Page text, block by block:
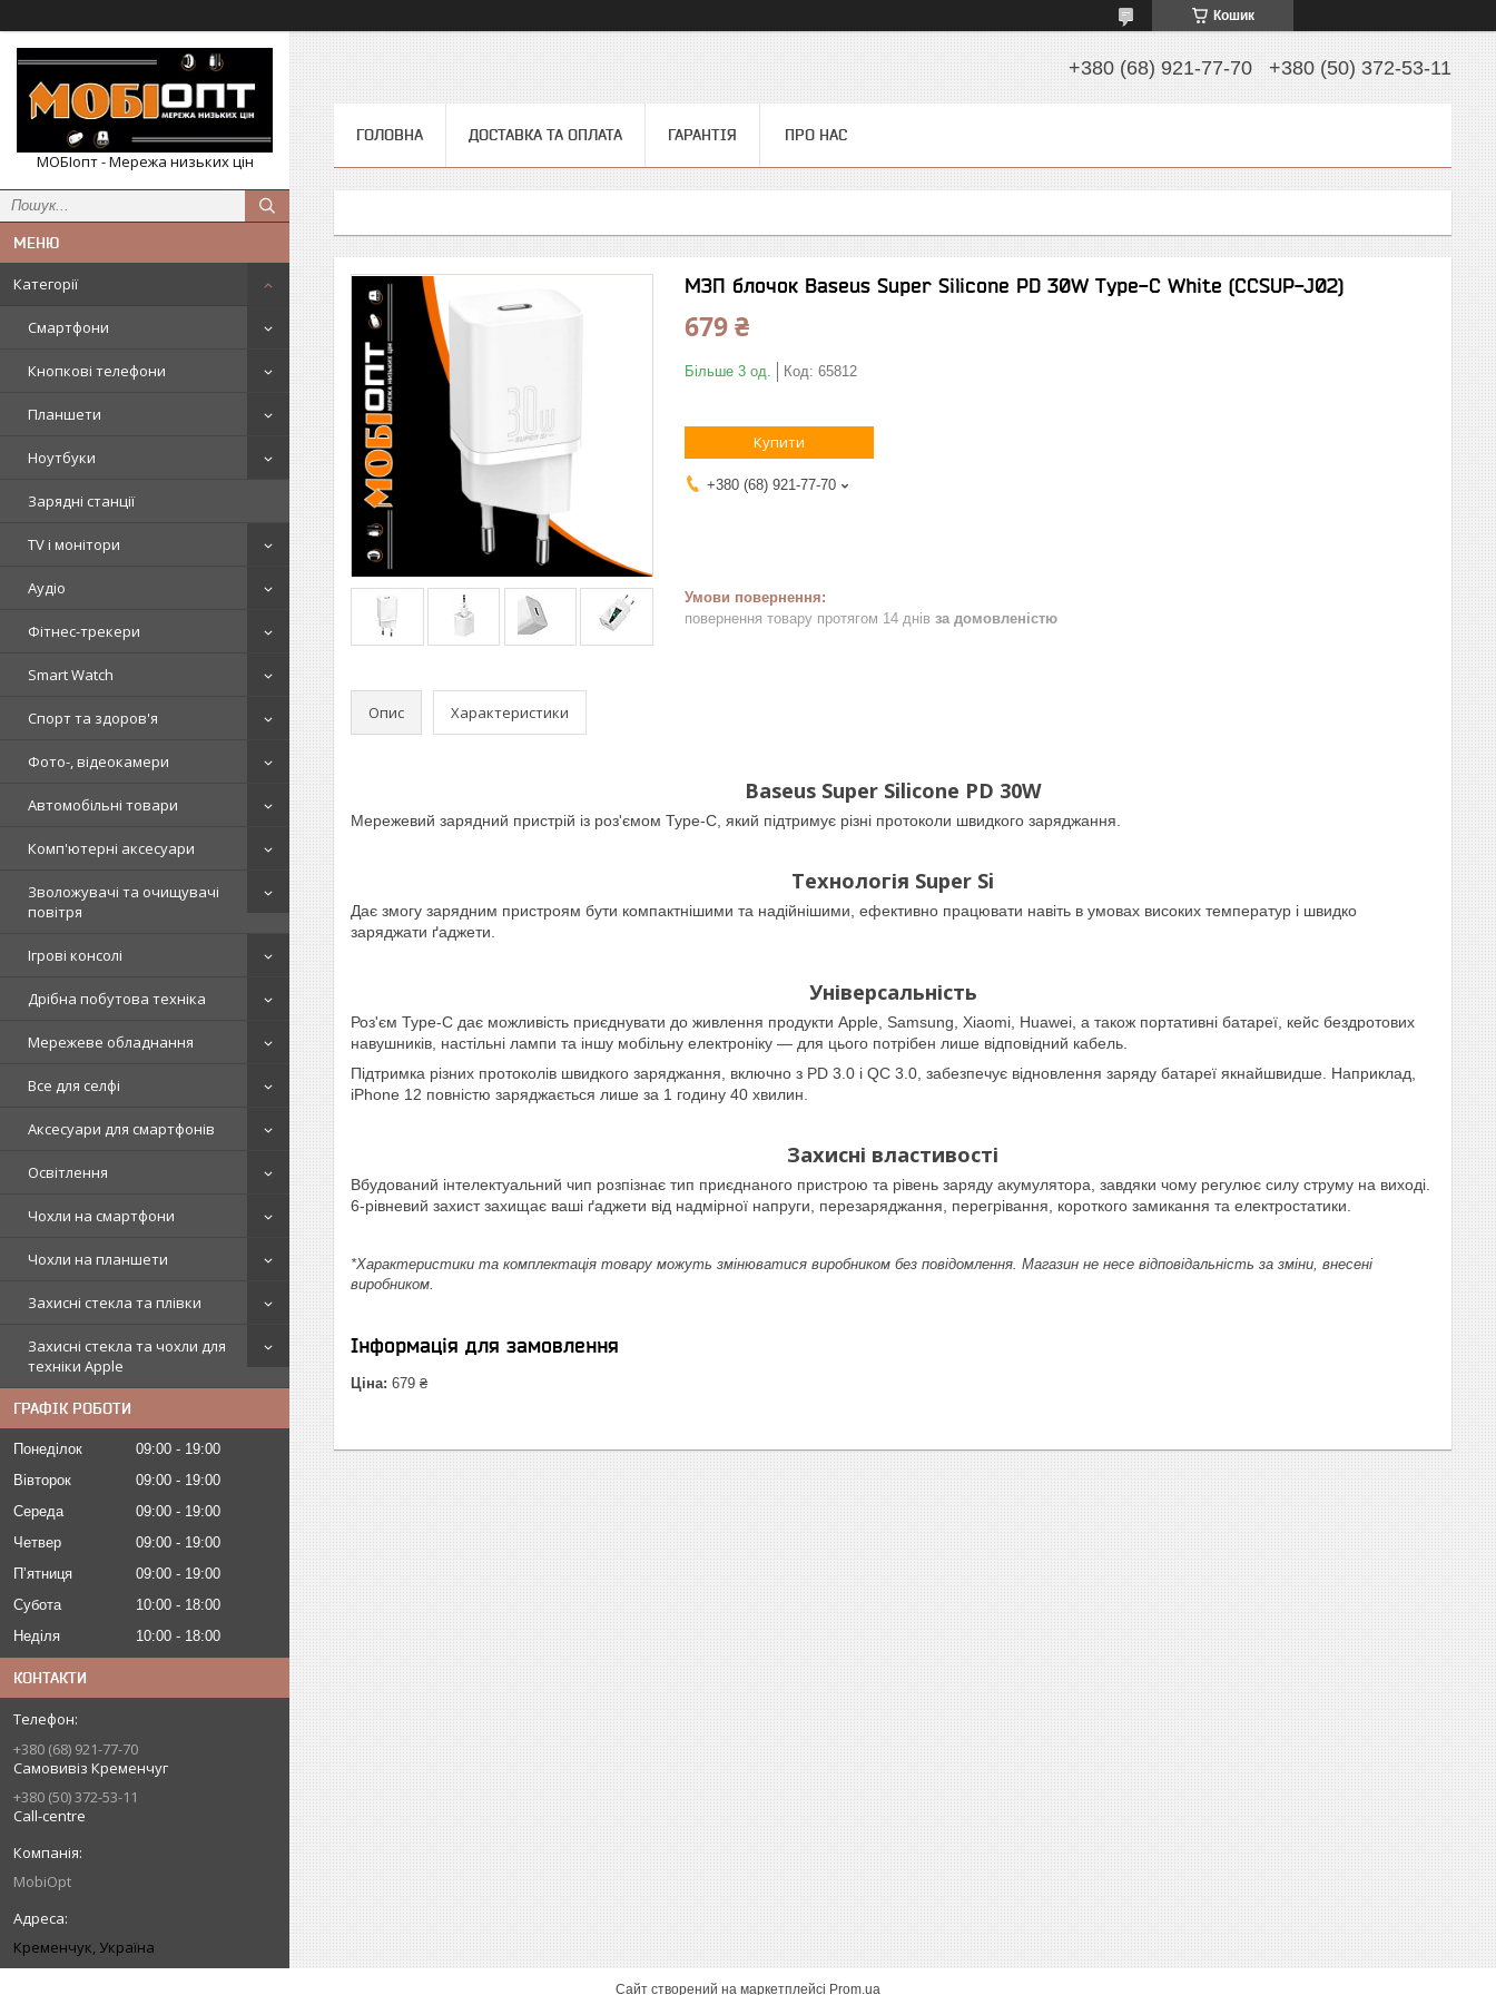
Кошик
МОБІопт - Мережа низьких цін
Категорії
Смартфони
Кнопкові телефони
Планшети
Ноутбуки
Зарядні станції
TV і монітори
Аудіо
Фітнес-трекери
Smart Watch
Спорт та здоров'я
Фото-, відеокамери
Автомобільні товари
Комп'ютерні аксесуари
Зволожувачі та очищувачі
повітря
Ігрові консолі
Дрібна побутова техніка
Мережеве обладнання
Все для селфі
Аксесуари для смартфонів
Освітлення
Чохли на смартфони
Чохли на планшети
Захисні стекла та плівки
Захисні стекла та чохли для
техніки Apple
ГРАФІК РОБОТИ
Понеділок 09:00
19:00
Вівторок
09:00
19:00
Середа
09:00
19:00
Четвер
09:00
19:00
Пʼятниця
09:00
19:00
Субота
10:00
18:00
Неділя
10:00 18:00
КОНТАКТИ
+380 (68) 921-77-70
Самовивіз Кременчуг
+380 (50) 372-53-11
Call-centre
MobiOpt
Кременчук, Україна
+380 (68) 921-77-70 +380 (50) 372-53-11
ГОЛОВНА ДОСТАВКА ТА ОПЛАТА ГАРАНТІЯ ПРО НАС
МЗП блочок Baseus Super Silicone PD 30W Type-C White (CCSUP-J02)
679 ₴
Більше 3 од. Код: 65812
Купити
+380 (68) 921-77-70
повернення товару протягом 14 днів за домовленістю
Опис Характеристики
Baseus Super Silicone PD 30W
Мережевий зарядний пристрій із роз'ємом Type-C, який підтримує різні протоколи швидкого заряджання.
Технологія Super Si
Дає змогу зарядним пристроям бути компактнішими та надійнішими, ефективно працювати навіть в умовах високих температур і швидко
заряджати ґаджети.
Універсальність
Роз'єм Type-C дає можливість приєднувати до живлення продукти Apple, Samsung, Xiaomi, Huawei, а також портативні батареї, кейс бездротових
навушників, настільні лампи та іншу мобільну електроніку — для цього потрібен лише відповідний кабель.
Підтримка різних протоколів швидкого заряджання, включно з PD 3.0 і QC 3.0, забезпечує відновлення заряду батареї якнайшвидше. Наприклад,
iPhone 12 повністю заряджається лише за 1 годину 40 хвилин.
Захисні властивості
Вбудований інтелектуальний чип розпізнає тип приєднаного пристрою та рівень заряду акумулятора, завдяки чому регулює силу струму на виході.
6-рівневий захист захищає ваші ґаджети від надмірної напруги, перезаряджання, перегрівання, короткого замикання та електростатики.
*Характеристики та комплектація товару можуть змінюватися виробником без повідомлення. Магазин не несе відповідальність за зміни, внесені
виробником.
Інформація для замовлення
Ціна: 679 ₴
Сайт створений на маркетплейсі Prom.ua